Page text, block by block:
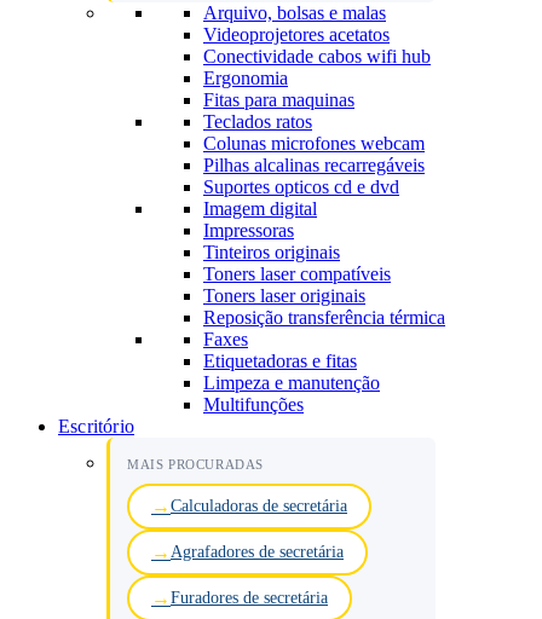
Arquivo, bolsas e malas
Videoprojetores acetatos
Conectividade cabos wifi hub
Ergonomia
Fitas para maquinas
Teclados ratos
Colunas microfones webcam
Pilhas alcalinas recarregáveis
Suportes opticos cd e dvd
Imagem digital
Impressoras
Tinteiros originais
Toners laser compatíveis
Toners laser originais
Reposição transferência térmica
Faxes
Etiquetadoras e fitas
Limpeza e manutenção
Multifunções
Escritório
MAIS PROCURADAS
Calculadoras de secretária
Agrafadores de secretária
Furadores de secretária